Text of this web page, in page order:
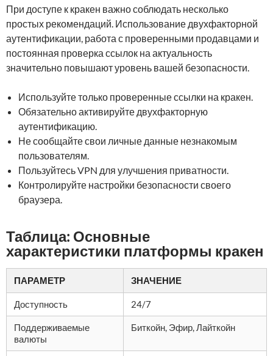
При доступе к кракен важно соблюдать несколько
простых рекомендаций. Использование двухфакторной
аутентификации, работа с проверенными продавцами и
постоянная проверка ссылок на актуальность
значительно повышают уровень вашей безопасности.
Используйте только проверенные ссылки на кракен.
Обязательно активируйте двухфакторную
аутентификацию.
Не сообщайте свои личные данные незнакомым
пользователям.
Пользуйтесь VPN для улучшения приватности.
Контролируйте настройки безопасности своего
браузера.
Таблица: Основные
характеристики платформы кракен
ПАРАМЕТР ЗНАЧЕНИЕ
Доступность 24/7
Поддерживаемые
валюты
Биткойн, Эфир, Лайткойн